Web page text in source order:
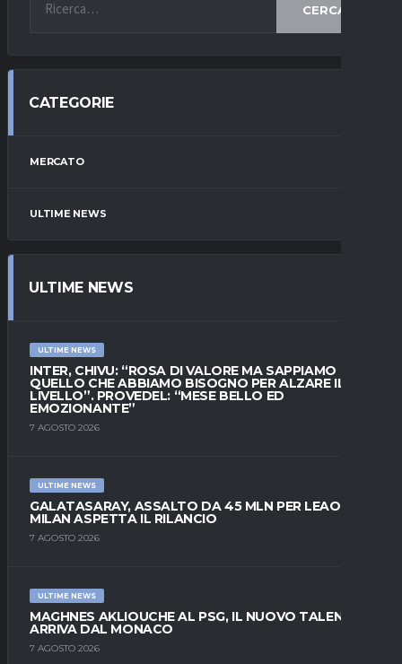
CERCA
CATEGORIE
MERCATO
ULTIME NEWS
ULTIME NEWS
ULTIME NEWS
INTER, CHIVU: “ROSA DI VALORE MA SAPPIAMO
QUELLO CHE ABBIAMO BISOGNO PER ALZARE IL
LIVELLO”. PROVEDEL: “MESE BELLO ED
EMOZIONANTE”
7 AGOSTO 2026
ULTIME NEWS
GALATASARAY, ASSALTO DA 45 MLN PER LEAO:
MILAN ASPETTA IL RILANCIO
7 AGOSTO 2026
ULTIME NEWS
MAGHNES AKLIOUCHE AL PSG, IL NUOVO TALENTO
ARRIVA DAL MONACO
7 AGOSTO 2026